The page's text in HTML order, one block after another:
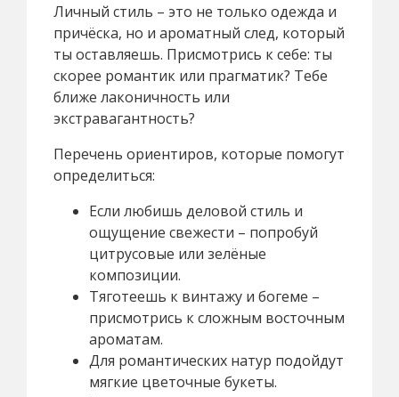
Личный стиль – это не только одежда и
причёска, но и ароматный след, который
ты оставляешь. Присмотрись к себе: ты
скорее романтик или прагматик? Тебе
ближе лаконичность или
экстравагантность?
Перечень ориентиров, которые помогут
определиться:
Если любишь деловой стиль и
ощущение свежести – попробуй
цитрусовые или зелёные
композиции.
Тяготеешь к винтажу и богеме –
присмотрись к сложным восточным
ароматам.
Для романтических натур подойдут
мягкие цветочные букеты.